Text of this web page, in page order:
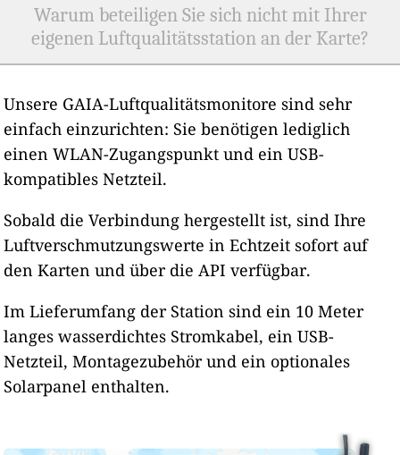
Warum beteiligen Sie sich nicht mit Ihrer
eigenen Luftqualitätsstation an der Karte?
Unsere GAIA-Luftqualitätsmonitore sind sehr
einfach einzurichten: Sie benötigen lediglich
einen WLAN-Zugangspunkt und ein USB-
kompatibles Netzteil.
Sobald die Verbindung hergestellt ist, sind Ihre
Luftverschmutzungswerte in Echtzeit sofort auf
den Karten und über die API verfügbar.
Im Lieferumfang der Station sind ein 10 Meter
langes wasserdichtes Stromkabel, ein USB-
Netzteil, Montagezubehör und ein optionales
Solarpanel enthalten.